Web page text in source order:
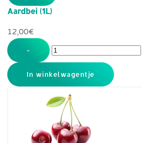
Aardbei (1L)
12,00‎€
-